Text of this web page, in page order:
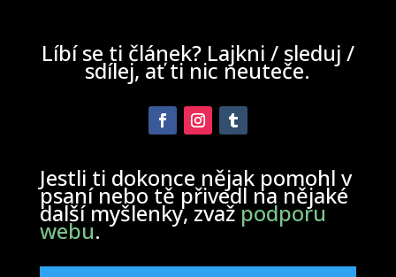
Líbí se ti článek? Lajkni / sleduj /
sdílej, ať ti nic neuteče.
Jestli ti dokonce nějak pomohl v
psaní nebo tě přivedl na nějaké
další myšlenky, zvažpodporu
webu.